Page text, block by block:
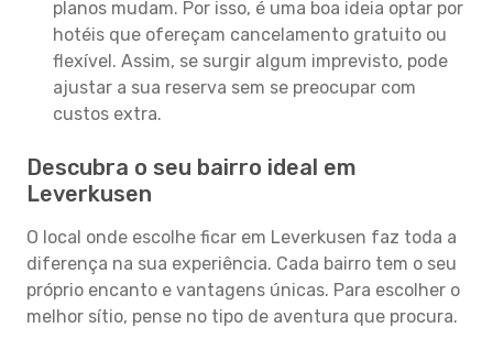
planos mudam. Por isso, é uma boa ideia optar por
hotéis que ofereçam cancelamento gratuito ou
flexível. Assim, se surgir algum imprevisto, pode
ajustar a sua reserva sem se preocupar com
custos extra.
Descubra o seu bairro ideal em
Leverkusen
O local onde escolhe ficar em Leverkusen faz toda a
diferença na sua experiência. Cada bairro tem o seu
próprio encanto e vantagens únicas. Para escolher o
melhor sítio, pense no tipo de aventura que procura.